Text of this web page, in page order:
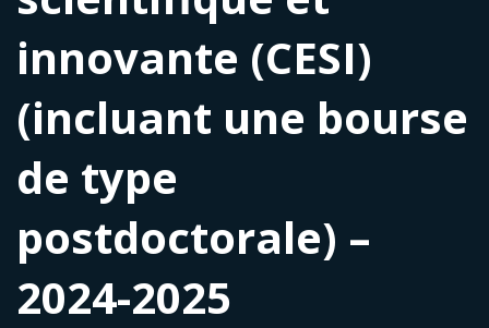
innovante (CESI)
(incluant une bourse
de type
postdoctorale) –
2024-2025